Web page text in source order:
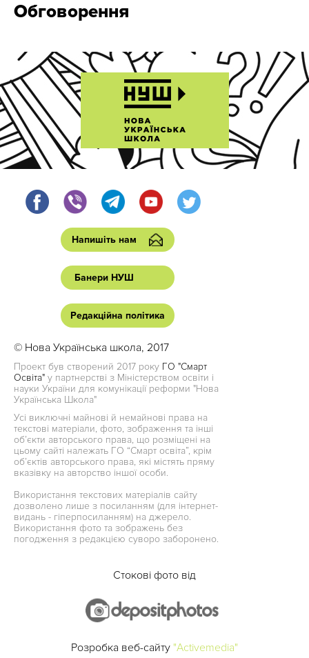
Обговорення
Напишіть нам
Банери НУШ
Редакційна політика
© Нова Українська школа, 2017
Проект був створений 2017 року ГО "Смарт
Освіта" у партнерстві з Міністерством освіти і
науки України для комунікації реформи "Нова
Українська Школа"
Усі виключні майнові й немайнові права на
текстові матеріали, фото, зображення та інші
об’єкти авторського права, що розміщені на
цьому сайті належать ГО “Смарт освіта”, крім
об’єктів авторського права, які містять пряму
вказівку на авторство іншої особи.
Використання текстових матеріалів сайту
дозволено лише з посиланням (для інтернет-
видань - гіперпосиланням) на джерело.
Використання фото та зображень без
погодження з редакцією суворо заборонено.
Стокові фото від
Розробка веб-сайту "Activemedia"